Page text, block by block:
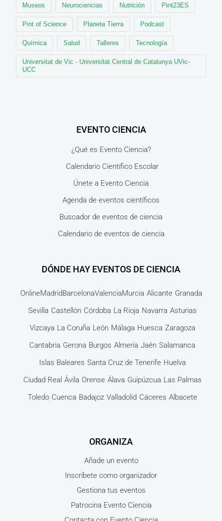
Museos Neurociencias Nutrición Pint23ES
Pint of Science Planeta Tierra Podcast
Química Salud Talleres Tecnología
Universitat de Vic - Universitat Central de Catalunya UVic-
UCC
EVENTO CIENCIA
¿Qué es Evento Ciencia?
Calendario Científico Escolar
Únete a Evento Ciencia
Agenda de eventos científicos
Buscador de eventos de ciencia
Calendario de eventos de ciencia
DÓNDE HAY EVENTOS DE CIENCIA
OnlineMadridBarcelonaValenciaMurcia Alicante Granada
Sevilla Castellón Córdoba La Rioja Navarra Asturias
Vizcaya La Coruña León Málaga Huesca Zaragoza
Cantabria Gerona Burgos Almería Jaén Salamanca
Islas Baleares Santa Cruz de Tenerife Huelva
Ciudad Real Ávila Orense Álava Guipúzcua Las Palmas
Toledo Cuenca Badajoz Valladolid Cáceres Albacete
ORGANIZA
Añade un evento
Inscríbete como organizador
Gestiona tus eventos
Patrocina Evento Ciencia